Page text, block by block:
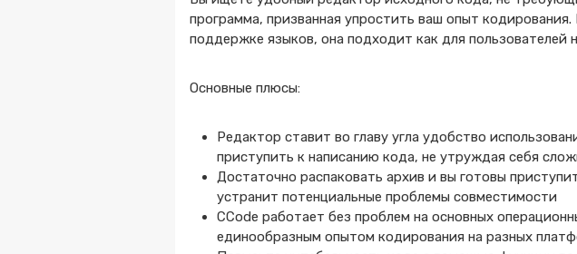
программа, призванная упростить ваш опыт
поддержке языков, она подходит как для пользователей
Основные плюсы:
Редактор ставит во главу угла удобство
приступить к написанию кода, не утруждая себя
Достаточно распаковать архив и вы готовы
устранит потенциальные проблемы совместимости
CCode работает без проблем на основных
единообразным опытом кодирования на разных